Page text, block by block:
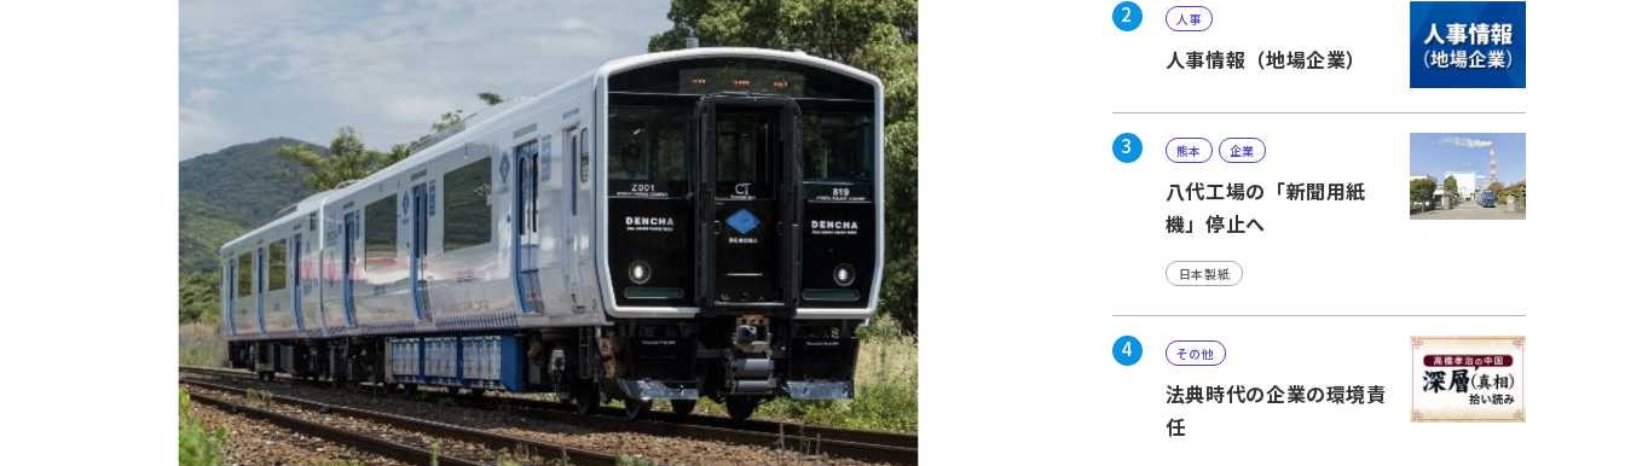
2 人事
人事情報（地場企業）
3 熊本 企業
八代工場の「新聞用紙
機」停止へ
日本製紙
4 その他
法典時代の企業の環境責
任